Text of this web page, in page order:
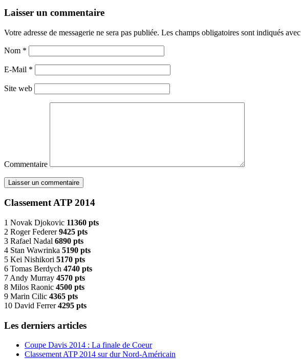
Laisser un commentaire
Votre adresse de messagerie ne sera pas publiée. Les champs obligatoires sont indiqués avec
Nom *
E-Mail *
Site web
Commentaire
Classement ATP 2014
1 Novak Djokovic 11360 pts
2 Roger Federer9425 pts
3 Rafael Nadal 6890 pts
4 Stan Wawrinka 5190 pts
5 Kei Nishikori 5170 pts
6 Tomas Berdych 4740 pts
7 Andy Murray 4570 pts
8 Milos Raonic 4500 pts
9 Marin Cilic 4365 pts
10 David Ferrer4295 pts
Les derniers articles
Coupe Davis 2014 : La finale de Coeur
Classement ATP 2014 sur dur Nord-Américain